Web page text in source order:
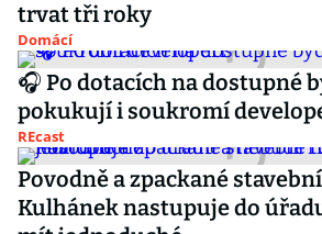
trvat tři roky
Domácí
🎧 Po dotacích na dostupné
pokukují i soukromí
REcast
Povodně a zpackané
Kulhánek nastupuje do